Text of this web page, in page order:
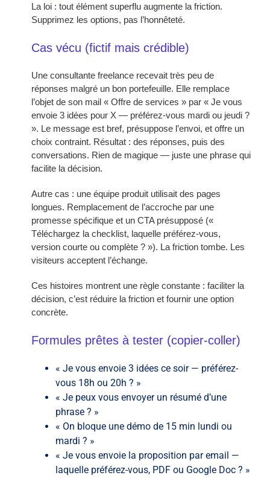
La loi : tout élément superflu augmente la friction.
Supprimez les options, pas l’honnêteté.
Cas vécu (fictif mais crédible)
Une consultante freelance recevait très peu de
réponses malgré un bon portefeuille. Elle remplace
l’objet de son mail « Offre de services » par « Je vous
envoie 3 idées pour X — préférez-vous mardi ou jeudi ?
». Le message est bref, présuppose l’envoi, et offre un
choix contraint. Résultat : des réponses, puis des
conversations. Rien de magique — juste une phrase qui
facilite la décision.
Autre cas : une équipe produit utilisait des pages
longues. Remplacement de l’accroche par une
promesse spécifique et un CTA présupposé («
Téléchargez la checklist, laquelle préférez-vous,
version courte ou complète ? »). La friction tombe. Les
visiteurs acceptent l’échange.
Ces histoires montrent une règle constante : faciliter la
décision, c’est réduire la friction et fournir une option
concrète.
Formules prêtes à tester (copier-coller)
« Je vous envoie 3 idées ce soir — préférez-
vous 18h ou 20h ? »
« Je peux vous envoyer un résumé d’une
phrase ? »
« On bloque une démo de 15 min lundi ou
mardi ? »
« Je vous envoie la proposition par email —
laquelle préférez-vous, PDF ou Google Doc ? »